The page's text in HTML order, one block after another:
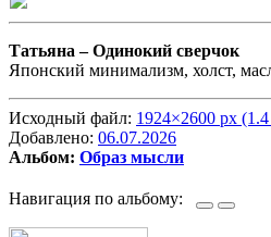
Татьяна –Одинокий сверчок
Японский минимализм, холст,
Исходный файл: 1924×2600 px
Добавлено: 06.07.2026
Альбом: Образ мысли
Навигация по альбому: